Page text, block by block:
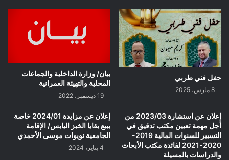
حفل فني طربي
8 مارس، 2025
بيان/ وزارة الداخلية والجماعات
المحلية والتهيئة العمرانية
19 ديسمبر، 2022
إعلان عن استشارة 2023/03 من
أجل مهمة تعيين مكتب تدقيق في
التسيير للسنوات المالية 2019-
2020-2021 لفائدة مكتب الأبحاث
والدراسات بالمسيلة
إعلان عن مزايدة 2024/01 خاصة
ببيع بقايا الخبز اليابس/ الإقامة
الجامعية نويوات موسى الأحمدي
4 يناير، 2024